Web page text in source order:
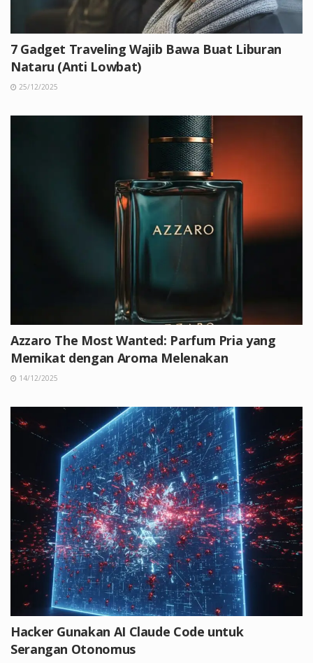
7 Gadget Traveling Wajib Bawa Buat Liburan
Nataru (Anti Lowbat)
25/12/2025
Azzaro The Most Wanted: Parfum Pria yang
Memikat dengan Aroma Melenakan
14/12/2025
Hacker Gunakan AI Claude Code untuk
Serangan Otonomus